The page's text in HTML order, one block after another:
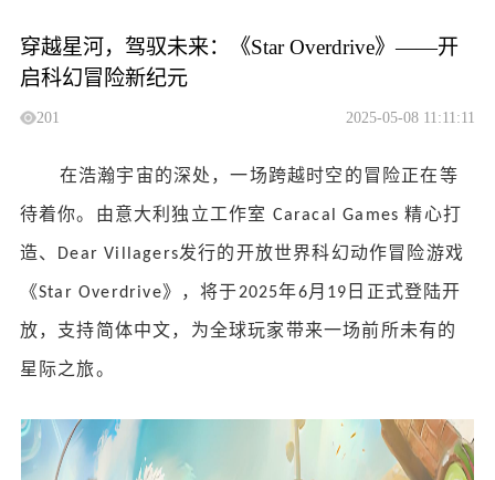
穿越星河，驾驭未来：《Star Overdrive》——开
启科幻冒险新纪元
201 2025-05-08 11:11:11
在浩瀚宇宙的深处，一场跨越时空的冒险正在等
待着你。由意大利独立工作室 Caracal Games精心打
造、 Dear Villagers发行的开放世界科幻动作冒险游戏
《Star Overdrive》，将于2025年6月 19 日正式登陆开
放，支持简体中文，为全球玩家带来一场前所未有的
星际之旅。